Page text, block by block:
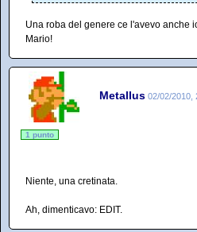
Una roba del genere ce l'avevo anche
Mario!
Metallus 02/02/2010,
1 punto
Niente, una cretinata.
Ah, dimenticavo: EDIT.